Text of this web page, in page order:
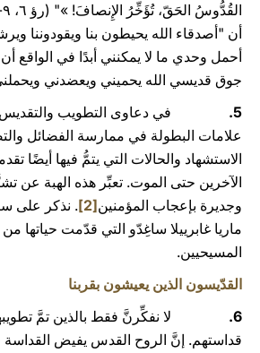
أن "أصدقاء الله يحيطون بنا ويقودوننا
أحمل وحدي ما لا يمكنني أبدًا في الواقع
جوق قديسي الله يحميني ويعضدني
5.
في دعاوى التطويب والتقديس
علامات البطولة في ممارسة الفضائل
الاستشهاد والحالات التي يتمُّ فيها أيضًا
الآخرين حتى الموت. تعبِّر هذه الهبة عن
وجديرة بإعجاب المؤمنين[2]
. نذكر على
ماريا غابرييلا ساغِدّو التي قدّمت حياتها
المسيحيين.
القدّيسون الذين يعيشون بقربنا
6.
لا نفكِّرنَّ فقط بالذين تمَّ
قداستهم. إنَّ الروح القدس يفيض